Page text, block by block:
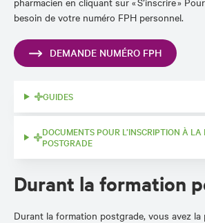
besoin de votre numéro FPH personnel.
DEMANDE NUMÉRO FPH
GUIDES
DOCUMENTS POUR L’INSCRIPTION À LA
POSTGRADE
Durant la formation
Durant la formation postgrade, vous avez